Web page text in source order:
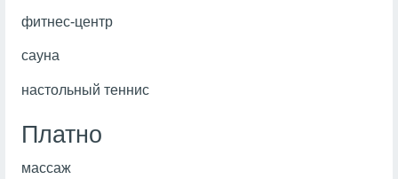
фитнес-центр
сауна
настольный теннис
Платно
массаж